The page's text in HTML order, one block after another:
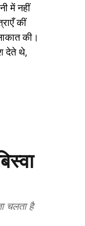
में नहीं
कीं
की।
देते थे,
चलता है